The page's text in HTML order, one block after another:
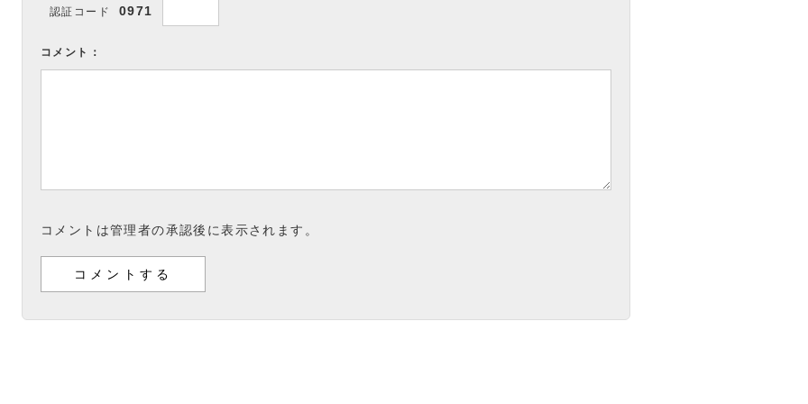
認証コード 0971
コメント：
コメントは管理者の承認後に表示されます。